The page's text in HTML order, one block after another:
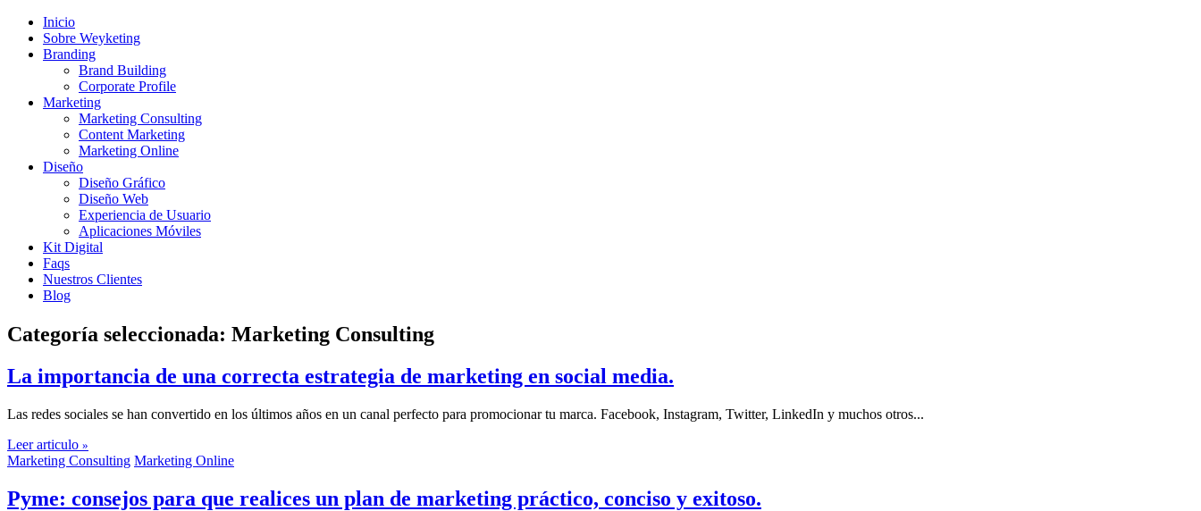
Inicio
Sobre Weyketing
Branding
Brand Building
Corporate Profile
Marketing
Marketing Consulting
Content Marketing
Marketing Online
Diseño
Diseño Gráfico
Diseño Web
Experiencia de Usuario
Aplicaciones Móviles
Kit Digital
Faqs
Nuestros Clientes
Blog
Categoría seleccionada: Marketing Consulting
La importancia de una correcta estrategia de marketing en social media.
Las redes sociales se han convertido en los últimos años en un canal perfecto para promocionar tu marca. Facebook, Instagram, Twitter, LinkedIn y muchos otros...
Leer articulo »
Marketing Consulting Marketing Online
Pyme: consejos para que realices un plan de marketing práctico, conciso y exitoso.